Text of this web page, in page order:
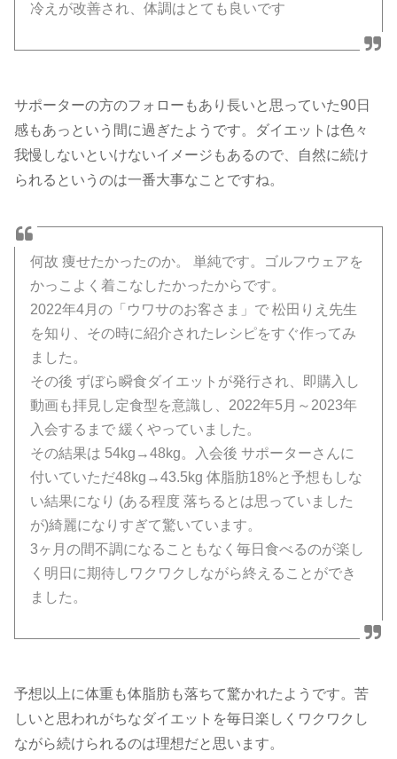
冷えが改善され、体調はとても良いです
サポーターの方のフォローもあり長いと思っていた90日
感もあっという間に過ぎたようです。ダイエットは色々
我慢しないといけないイメージもあるので、自然に続け
られるというのは一番大事なことですね。
何故 痩せたかったのか。 単純です。ゴルフウェアを
かっこよく着こなしたかったからです。
2022年4月の「ウワサのお客さま」で 松田りえ先生
を知り、その時に紹介されたレシピをすぐ作ってみ
ました。
その後 ずぼら瞬食ダイエットが発行され、即購入し
動画も拝見し定食型を意識し、2022年5月～2023年
入会するまで 緩くやっていました。
その結果は 54kg→48kg。入会後 サポーターさんに
付いていただ48kg→43.5kg 体脂肪18%と予想もしな
い結果になり (ある程度 落ちるとは思っていました
が)綺麗になりすぎて驚いています。
3ヶ月の間不調になることもなく毎日食べるのが楽し
く明日に期待しワクワクしながら終えることができ
ました。
予想以上に体重も体脂肪も落ちて驚かれたようです。苦
しいと思われがちなダイエットを毎日楽しくワクワクし
ながら続けられるのは理想だと思います。